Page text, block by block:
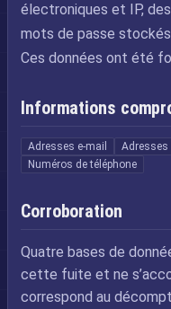
électroniques et IP,
mots de passe
Ces données ont été
Informations
Adresses e-mail Adresses
Numéros de téléphone
Corroboration
Quatre bases de
cette fuite et ne
correspond au